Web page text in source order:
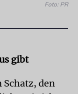
Foto: PR
gibt
Schatz, den